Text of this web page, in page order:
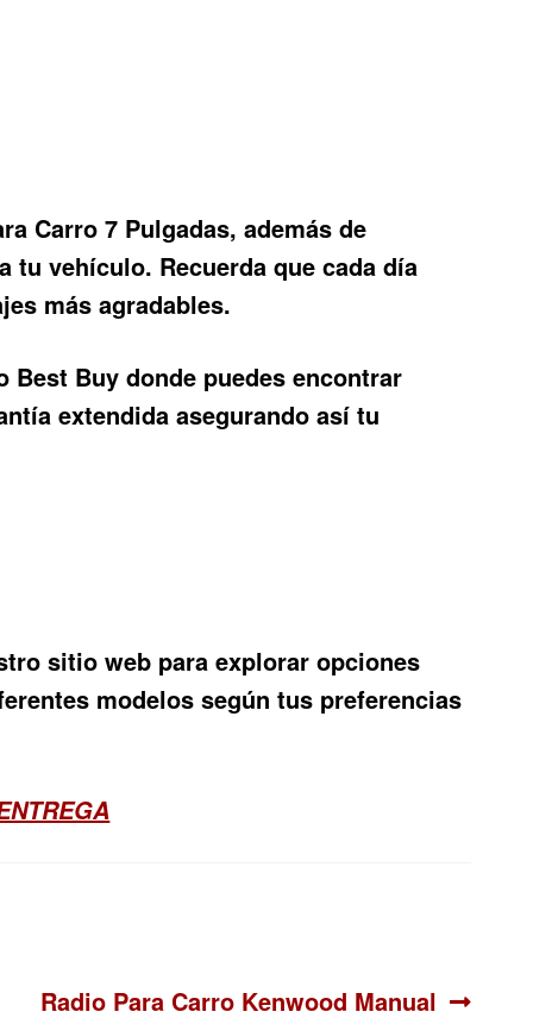
Carro 7 Pulgadas, además de
vehículo. Recuerda que cada día
más agradables.
Buy donde puedes encontrar
extendida asegurando así tu
sitio web para explorar opciones
modelos según tus preferencias
Siguiente:
Radio Para Carro Kenwood Manual